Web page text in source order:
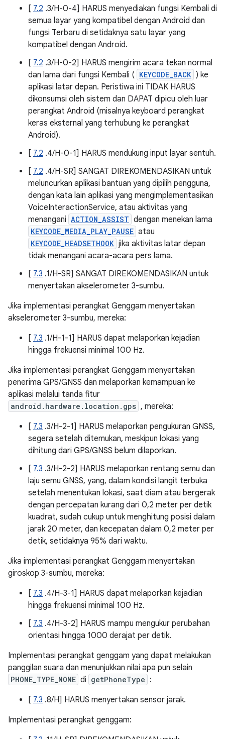
[ 7.2 .3/H-0-4] HARUS menyediakan fungsi Kembali di
semua layar yang kompatibel dengan Android dan
fungsi Terbaru di setidaknya satu layar yang
kompatibel dengan Android.
[ 7.2 .3/H-0-2] HARUS mengirim acara tekan normal
dan lama dari fungsi Kembali ( KEYCODE_BACK ) ke
aplikasi latar depan. Peristiwa ini TIDAK HARUS
dikonsumsi oleh sistem dan DAPAT dipicu oleh luar
perangkat Android (misalnya keyboard perangkat
keras eksternal yang terhubung ke perangkat
Android).
[ 7.2 .4/H-0-1] HARUS mendukung input layar sentuh.
[ 7.2 .4/H-SR] SANGAT DIREKOMENDASIKAN untuk
meluncurkan aplikasi bantuan yang dipilih pengguna,
dengan kata lain aplikasi yang mengimplementasikan
VoiceInteractionService, atau aktivitas yang
menangani ACTION_ASSIST dengan menekan lama
KEYCODE_MEDIA_PLAY_PAUSE atau
KEYCODE_HEADSETHOOK jika aktivitas latar depan
tidak menangani acara-acara pers lama.
[ 7.3 .1/H-SR] SANGAT DIREKOMENDASIKAN untuk
menyertakan akselerometer 3-sumbu.
Jika implementasi perangkat Genggam menyertakan
akselerometer 3-sumbu, mereka:
[ 7.3 .1/H-1-1] HARUS dapat melaporkan kejadian
hingga frekuensi minimal 100 Hz.
Jika implementasi perangkat Genggam menyertakan
penerima GPS/GNSS dan melaporkan kemampuan ke
aplikasi melalui tanda fitur
android.hardware.location.gps , mereka:
[ 7.3 .3/H-2-1] HARUS melaporkan pengukuran GNSS,
segera setelah ditemukan, meskipun lokasi yang
dihitung dari GPS/GNSS belum dilaporkan.
[ 7.3 .3/H-2-2] HARUS melaporkan rentang semu dan
laju semu GNSS, yang, dalam kondisi langit terbuka
setelah menentukan lokasi, saat diam atau bergerak
dengan percepatan kurang dari 0,2 meter per detik
kuadrat, sudah cukup untuk menghitung posisi dalam
jarak 20 meter, dan kecepatan dalam 0,2 meter per
detik, setidaknya 95% dari waktu.
Jika implementasi perangkat Genggam menyertakan
giroskop 3-sumbu, mereka:
[ 7.3 .4/H-3-1] HARUS dapat melaporkan kejadian
hingga frekuensi minimal 100 Hz.
[ 7.3 .4/H-3-2] HARUS mampu mengukur perubahan
orientasi hingga 1000 derajat per detik.
Implementasi perangkat genggam yang dapat melakukan
panggilan suara dan menunjukkan nilai apa pun selain
PHONE_TYPE_NONE di getPhoneType :
[ 7.3 .8/H] HARUS menyertakan sensor jarak.
Implementasi perangkat genggam: